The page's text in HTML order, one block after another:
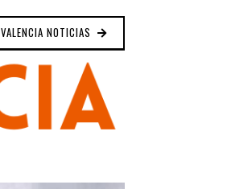
VALENCIA NOTICIAS